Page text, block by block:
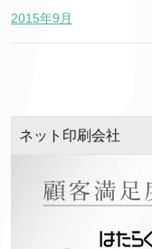
2015年9月
ネット印刷会社